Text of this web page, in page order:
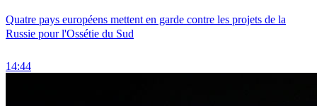
Quatre pays européens mettent en garde contre les projets de la
Russie pour l'Ossétie du Sud
14:44